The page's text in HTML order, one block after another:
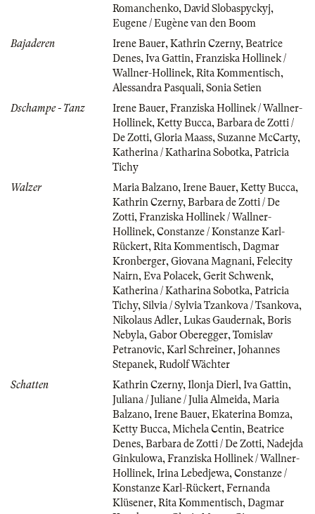
Romanchenko, David Slobaspyckyj,
Eugene / Eugène van den Boom
Bajaderen
Irene Bauer, Kathrin Czerny, Beatrice
Denes, Iva Gattin, Franziska Hollinek /
Wallner-Hollinek, Rita Kommentisch,
Alessandra Pasquali, Sonia Setien
Dschampe - Tanz
Irene Bauer, Franziska Hollinek / Wallner-
Hollinek, Ketty Bucca, Barbara de Zotti /
De Zotti, Gloria Maass, Suzanne McCarty,
Katherina / Katharina Sobotka, Patricia
Tichy
Walzer
Maria Balzano, Irene Bauer, Ketty Bucca,
Kathrin Czerny, Barbara de Zotti / De
Zotti, Franziska Hollinek / Wallner-
Hollinek, Constanze / Konstanze Karl-
Rückert, Rita Kommentisch, Dagmar
Kronberger, Giovana Magnani, Felecity
Nairn, Eva Polacek, Gerit Schwenk,
Katherina / Katharina Sobotka, Patricia
Tichy, Silvia / Sylvia Tzankova / Tsankova,
Nikolaus Adler, Lukas Gaudernak, Boris
Nebyla, Gabor Oberegger, Tomislav
Petranovic, Karl Schreiner, Johannes
Stepanek, Rudolf Wächter
Schatten
Kathrin Czerny, Ilonja Dierl , Iva Gattin,
Juliana / Juliane / Julia Almeida, Maria
Balzano, Irene Bauer, Ekaterina Bomza,
Ketty Bucca, Michela Centin, Beatrice
Denes, Barbara de Zotti / De Zotti, Nadejda
Ginkulowa, Franziska Hollinek / Wallner-
Hollinek, Irina Lebedjewa, Constanze /
Konstanze Karl-Rückert, Fernanda
Klüsener, Rita Kommentisch, Dagmar